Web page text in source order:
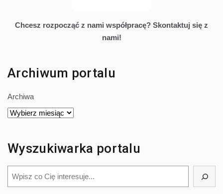
Chcesz rozpocząć z nami współpracę? Skontaktuj się z
nami!
Archiwum portalu
Archiwa
Wyszukiwarka portalu
Szukaj